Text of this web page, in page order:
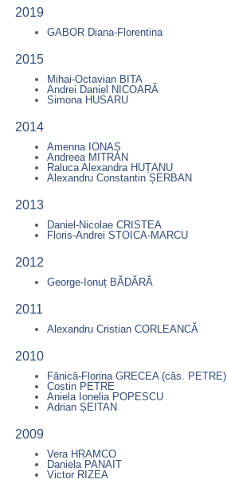
2019
GABOR Diana-Florentina
2015
Mihai-Octavian BITA
Andrei Daniel NICOARĂ
Simona HUSARU
2014
Amenna IONAȘ
Andreea MITRAN
Raluca Alexandra HUȚANU
Alexandru Constantin ȘERBAN
2013
Daniel-Nicolae CRISTEA
Floris-Andrei STOICA-MARCU
2012
George-Ionuț BĂDĂRĂ
2011
Alexandru Cristian CORLEANCĂ
2010
Fănică-Florina GRECEA (căs. PETRE)
Costin PETRE
Aniela Ionelia POPESCU
Adrian ȘEITAN
2009
Vera HRAMCO
Daniela PANAIT
Victor RIZEA